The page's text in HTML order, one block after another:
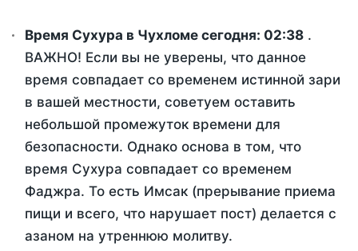
Время Сухура в Чухломе сегодня: 02:38 .
ВАЖНО! Если вы не уверены, что данное
время совпадает со временем истинной зари
в вашей местности, советуем оставить
небольшой промежуток времени для
безопасности. Однако основа в том, что
время Сухура совпадает со временем
Фаджра. То есть Имсак (прерывание приема
пищи и всего, что нарушает пост) делается с
азаном на утреннюю молитву.